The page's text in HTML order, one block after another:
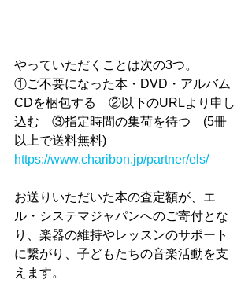
やっていただくことは次の3つ。
①ご不要になった本・DVD・アルバム
CDを梱包する　②以下のURLより申し
込む　③指定時間の集荷を待つ　(5冊
以上で送料無料)
https://www.charibon.jp/partner/els/
お送りいただいた本の査定額が、エ
ル・システマジャパンへのご寄付とな
り、楽器の維持やレッスンのサポート
に繋がり、子どもたちの音楽活動を支
えます。